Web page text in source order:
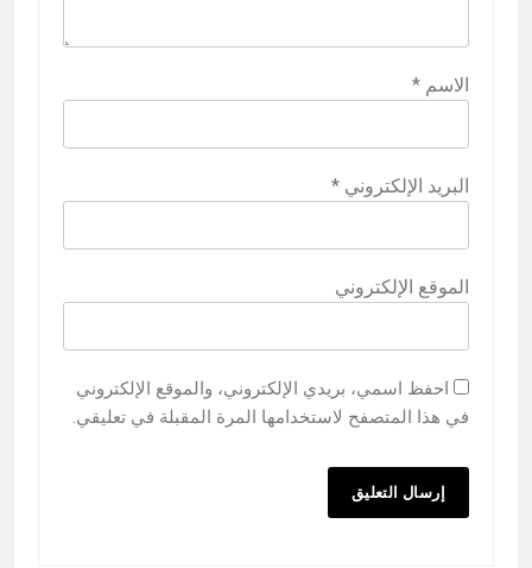
الاسم *
البريد الإلكتروني *
الموقع الإلكتروني
احفظ اسمي، بريدي الإلكتروني، والموقع الإلكتروني
في هذا المتصفح لاستخدامها المرة المقبلة في تعليقي.